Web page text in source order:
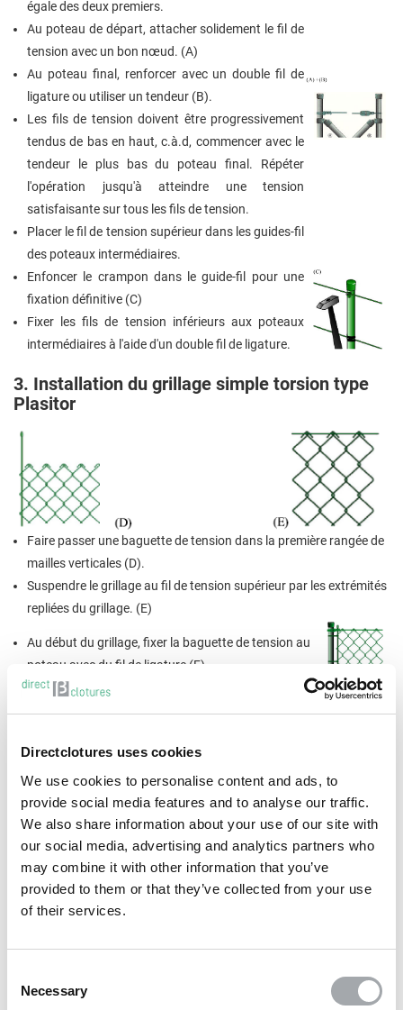
Directclotures uses cookies
We use cookies to personalise content and ads, to
provide social media features and to analyse our traffic.
We also share information about your use of our site with
our social media, advertising and analytics partners who
may combine it with other information that you’ve
provided to them or that they’ve collected from your use
of their services.
Selection
Necessary
égale des deux premiers.
Au poteau de départ, attacher solidement le fil de
tension avec un bon nœud. (A)
Au poteau final, renforcer avec un double fil de
ligature ou utiliser un tendeur (B).
Les fils de tension doivent être progressivement
tendus de bas en haut, c.à.d, commencer avec le
tendeur le plus bas du poteau final. Répéter
l'opération jusqu'à atteindre une tension
satisfaisante sur tous les fils de tension.
Placer le fil de tension supérieur dans les guides-fil
des poteaux intermédiaires.
Enfoncer le crampon dans le guide-fil pour une
fixation définitive (C)
Fixer les fils de tension inférieurs aux poteaux
intermédiaires à l'aide d'un double fil de ligature.
3. Installation du grillage simple torsion type
Plasitor
Faire passer une baguette de tension dans la première rangée de
mailles verticales (D).
Suspendre le grillage au fil de tension supérieur par les extrémités
repliées du grillage. (E)
Au début du grillage, fixer la baguette de tension au
poteau avec du fil de ligature (F).
Le grillage doit être tendu manuellement sur toute la
au maximum (G).
être éliminées en décrochant et en enlevant les fils
Dans la dernière rangée de mailles, placer une
baguette de tension qui doit être tirée manuellement
être fixée au poteau final avec du fil de ligature
grillage doit être fixé au fil de tension à l'aide de fil de